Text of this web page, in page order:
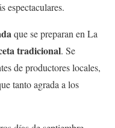
espectaculares.
que se preparan en La
tradicional. Se
de productores locales,
tanto agrada a los